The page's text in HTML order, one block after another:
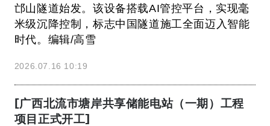
邙山隧道始发。该设备搭载AI管控平台，实现毫
米级沉降控制，标志中国隧道施工全面迈入智能
时代。编辑/高雪
2026.07.16 10:19
[广西北流市塘岸共享储能电站（一期）工程
项目正式开工]